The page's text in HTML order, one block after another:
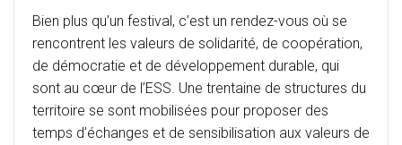
Bien plus qu’un festival, c’est un rendez-vous où se
rencontrent les valeurs de solidarité, de coopération,
de démocratie et de développement durable, qui
sont au cœur de l’ESS. Une trentaine de structures du
territoire se sont mobilisées pour proposer des
temps d’échanges et de sensibilisation aux valeurs de